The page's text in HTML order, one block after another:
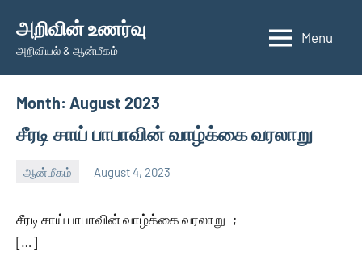
content
அறிவின் உணர்வு
அறிவியல் & ஆன்மீகம்
Menu
Month: August 2023
சீரடி சாய் பாபாவின் வாழ்க்கை வரலாறு
ஆன்மீகம் August 4, 2023
Auser
No
சீரடி சாய் பாபாவின் வாழ்க்கை வரலாறு ;
[…]